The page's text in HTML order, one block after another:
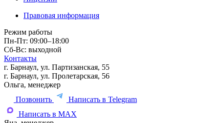
Правовая информация
Режим работы
Пн-Пт: 09:00–18:00
Сб-Вс: выходной
Контакты
г. Барнаул, ул. Партизанская, 55
г. Барнаул, ул. Пролетарская, 56
Ольга, менеджер
Позвонить
Написать в Telegram
Написать в MAX